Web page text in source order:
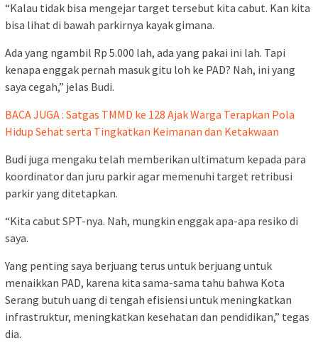
“Kalau tidak bisa mengejar target tersebut kita cabut. Kan kita
bisa lihat di bawah parkirnya kayak gimana.
Ada yang ngambil Rp 5.000 lah, ada yang pakai ini lah. Tapi
kenapa enggak pernah masuk gitu loh ke PAD? Nah, ini yang
saya cegah,” jelas Budi.
BACA JUGA : Satgas TMMD ke 128 Ajak Warga Terapkan Pola
Hidup Sehat serta Tingkatkan Keimanan dan Ketakwaan
Budi juga mengaku telah memberikan ultimatum kepada para
koordinator dan juru parkir agar memenuhi target retribusi
parkir yang ditetapkan.
“Kita cabut SPT-nya. Nah, mungkin enggak apa-apa resiko di
saya.
Yang penting saya berjuang terus untuk berjuang untuk
menaikkan PAD, karena kita sama-sama tahu bahwa Kota
Serang butuh uang di tengah efisiensi untuk meningkatkan
infrastruktur, meningkatkan kesehatan dan pendidikan,” tegas
dia.